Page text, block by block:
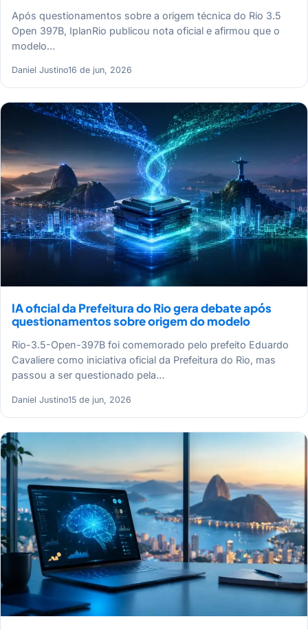
Após questionamentos sobre a origem técnica do Rio 3.5
Open 397B, IplanRio publicou nota oficial e afirmou que o
modelo…
Daniel Justino16 de jun, 2026
IA oficial da Prefeitura do Rio gera debate após
questionamentos sobre origem do modelo
Rio-3.5-Open-397B foi comemorado pelo prefeito Eduardo
Cavaliere como iniciativa oficial da Prefeitura do Rio, mas
passou a ser questionado pela…
Daniel Justino15 de jun, 2026